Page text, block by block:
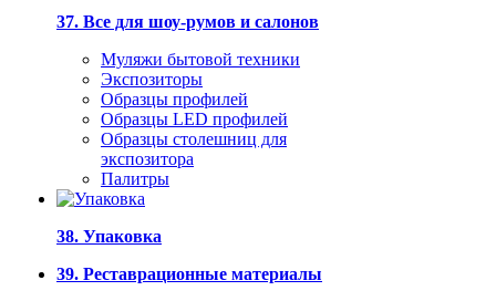
37. Все для шоу-румов и салонов
Муляжи бытовой техники
Экспозиторы
Образцы профилей
Образцы LED профилей
Образцы столешниц для
экспозитора
Палитры
38. Упаковка
39. Реставрационные материалы